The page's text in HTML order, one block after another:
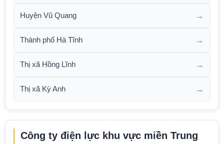
Huyện Vũ Quang →
Thành phố Hà Tĩnh →
Thị xã Hồng Lĩnh →
Thị xã Kỳ Anh →
Công ty điện lực khu vực miền Trung